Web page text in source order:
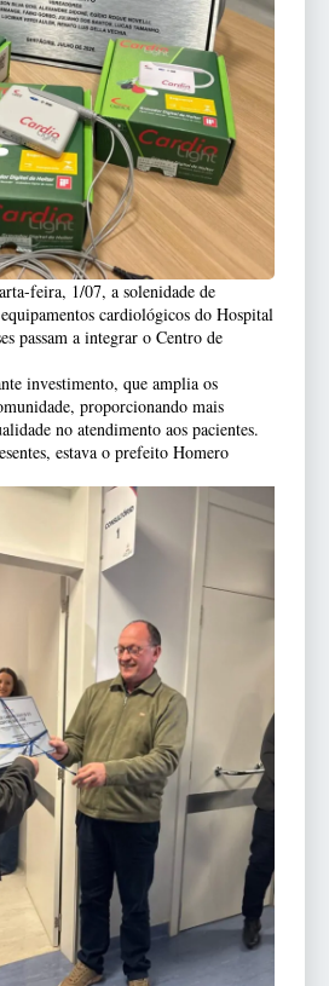
feira, 1/07, a solenidade de
cardiológicos do Hospital
passam a integrar o Centro de
investimento, que amplia os
proporcionando mais
no atendimento aos pacientes.
estava o prefeito Homero